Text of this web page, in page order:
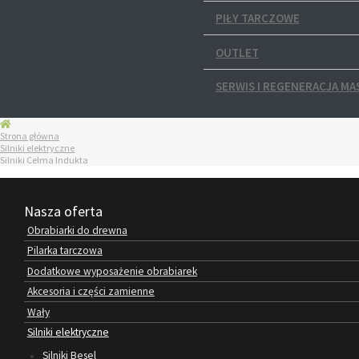
PIŁY TARCZOWE
OUTLET
SERWIS I REGENERACJA
Strona główna
Silniki elektryczne
Silniki Celma Indukta
Nasza oferta
Obrabiarki do drewna
Pilarka tarczowa
Dodatkowe wyposażenie obrabiarek
Akcesoria i części zamienne
Wały
Silniki elektryczne
Silniki Besel